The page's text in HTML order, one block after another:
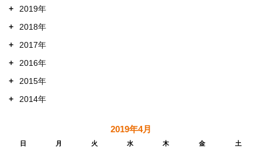
+
2019年
+
2018年
+
2017年
+
2016年
+
2015年
+
2014年
2019年4月
日 月 火 水 木 金 土